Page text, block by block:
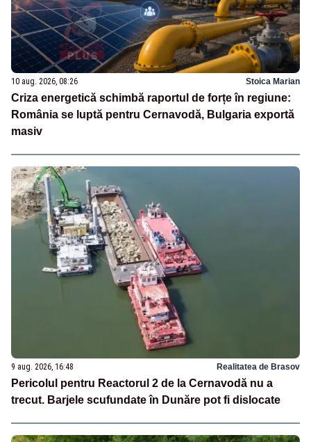
10 aug. 2026, 08:26 Stoica Marian
Criza energetică schimbă raportul de forțe în regiune:
România se luptă pentru Cernavodă, Bulgaria exportă
masiv
9 aug. 2026, 16:48 Realitatea de Brasov
Pericolul pentru Reactorul 2 de la Cernavodă nu a
trecut. Barjele scufundate în Dunăre pot fi dislocate